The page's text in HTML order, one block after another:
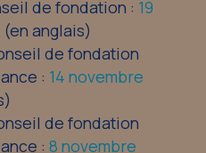
de fondation : 19
(en anglais)
de fondation
: 14 novembre
de fondation
: 8 novembre